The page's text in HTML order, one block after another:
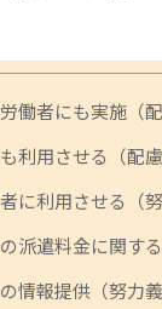
働者にも実施（
利用させる（配
に利用させる（
派遣料金に関す
情報提供（努力